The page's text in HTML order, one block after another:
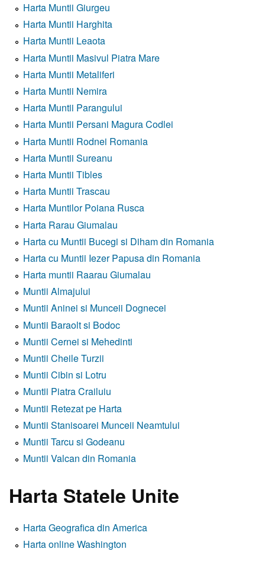
Harta Muntii Giurgeu
Harta Muntii Harghita
Harta Muntii Leaota
Harta Muntii Masivul Piatra Mare
Harta Muntii Metaliferi
Harta Muntii Nemira
Harta Muntii Parangului
Harta Muntii Persani Magura Codlei
Harta Muntii Rodnei Romania
Harta Muntii Sureanu
Harta Muntii Tibles
Harta Muntii Trascau
Harta Muntilor Poiana Rusca
Harta Rarau Giumalau
Harta cu Muntii Bucegi si Diham din Romania
Harta cu Muntii Iezer Papusa din Romania
Harta muntii Raarau Giumalau
Muntii Almajului
Muntii Aninei si Munceii Dognecei
Muntii Baraolt si Bodoc
Muntii Cernei si Mehedinti
Muntii Cheile Turzii
Muntii Cibin si Lotru
Muntii Piatra Crailuiu
Muntii Retezat pe Harta
Muntii Stanisoarei Munceii Neamtului
Muntii Tarcu si Godeanu
Muntii Valcan din Romania
Harta Statele Unite
Harta Geografica din America
Harta online Washington